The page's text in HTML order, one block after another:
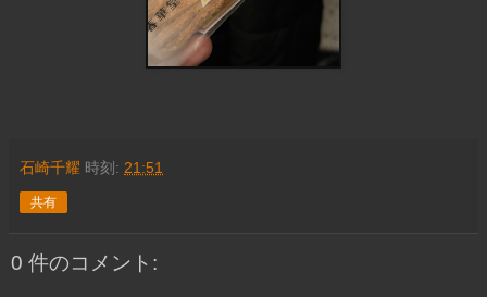
石崎千耀 時刻: 21:51
共有
0 件のコメント: